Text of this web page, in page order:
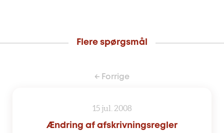
Flere spørgsmål
← Forrige
15 jul. 2008
Ændring af afskrivningsregler